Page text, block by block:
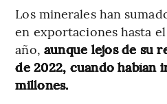
Los minerales han
en exportaciones hasta
año, aunque lejos de su
de 2022, cuando habían
millones.